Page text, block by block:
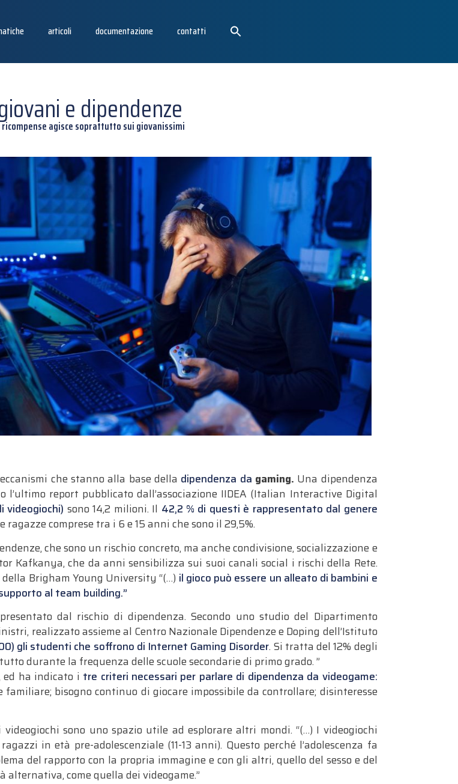
articoli documentazione contatti
e dipendenze
agisce soprattutto sui giovanissimi
che stanno alla base della dipendenza da gaming. Una dipendenza
report pubblicato dall’associazione IIDEA (Italian Interactive Digital
videogiochi) sono 14,2 milioni. Il 42,2 % di questi è rappresentato dal genere
comprese tra i 6 e 15 anni che sono il 29,5%.
che sono un rischio concreto, ma anche condivisione, socializzazione e
Kafkanya, che da anni sensibilizza sui suoi canali social i rischi della Rete.
Brigham Young University “(…) il gioco può essere un alleato di bambini e
al team building.”
dal rischio di dipendenza. Secondo uno studio del Dipartimento
realizzato assieme al Centro Nazionale Dipendenze e Doping dell’Istituto
gli studenti che soffrono di Internet Gaming Disorder. Si tratta del 12% degli
durante la frequenza delle scuole secondarie di primo grado. ”
ed ha indicato i tre criteri necessari per parlare di dipendenza da videogame:
bisogno continuo di giocare impossibile da controllare; disinteresse
sono uno spazio utile ad esplorare altri mondi. “(…) I videogiochi
in età pre-adolescenziale (11-13 anni). Questo perché l’adolescenza fa
del rapporto con la propria immagine e con gli altri, quello del sesso e del
come quella dei videogame.”